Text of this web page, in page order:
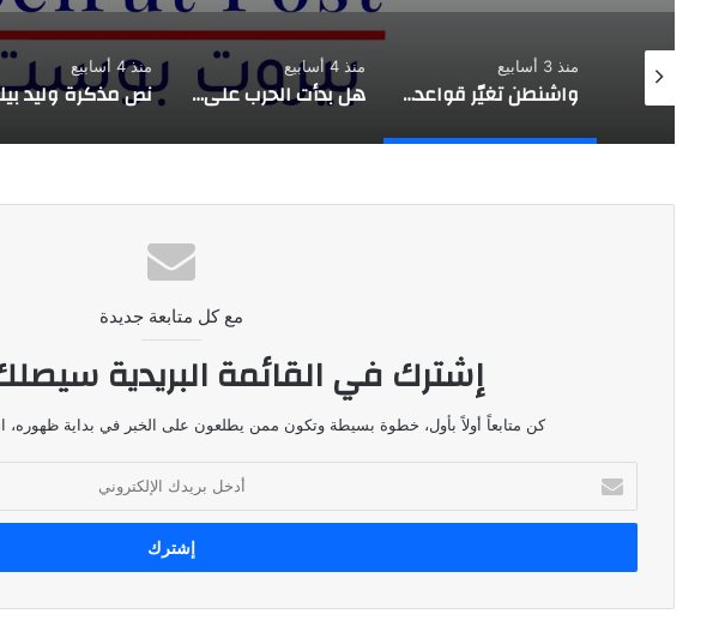
منذ 3 أسابيع
واشنطن تغيّر قواعد اللعبة …. لماذا استهداف السواحل الإيرانية الآن؟
منذ 4 أسابيع
هل بدأت الحرب على وليد جنبلاط؟
منذ 4 أسابيع
مع كل متابعة جديدة
إشترك في القائمة البريدية
كن متابعاً أولاً بأول، خطوة بسيطة وتكون ممن يطلعون على الخبر في بداية ظهوره،
بريدك
الإلكتروني